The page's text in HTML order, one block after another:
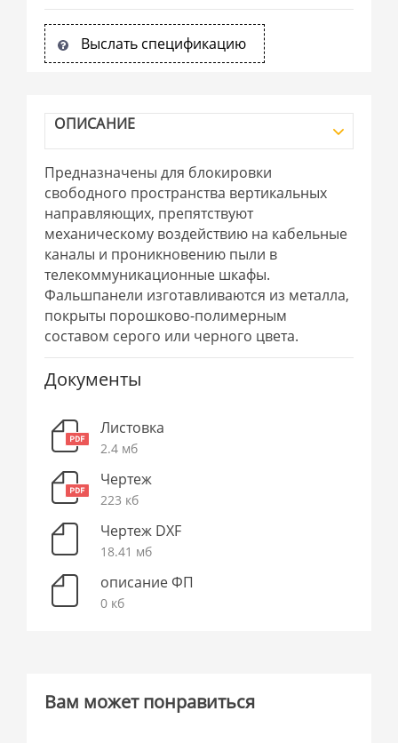
Выслать спецификацию
ОПИСАНИЕ
Предназначены для блокировки
свободного пространства вертикальных
направляющих, препятствуют
механическому воздействию на кабельные
каналы и проникновению пыли в
телекоммуникационные шкафы.
Фальшпанели изготавливаются из металла,
покрыты порошково-полимерным
составом серого или черного цвета.
Документы
Листовка
2.4 мб
Чертеж
223 кб
Чертеж DXF
18.41 мб
описание ФП
0 кб
Вам может понравиться